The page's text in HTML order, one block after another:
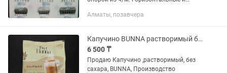
ребрами жесткости. Данную емкость
Алматы, позавчера
Капучино BUNNA растворимый без сахара пакетиках
6 500 ₸
Продаю Капучино ,растворимый, без
сахара, BUNNA, Производство